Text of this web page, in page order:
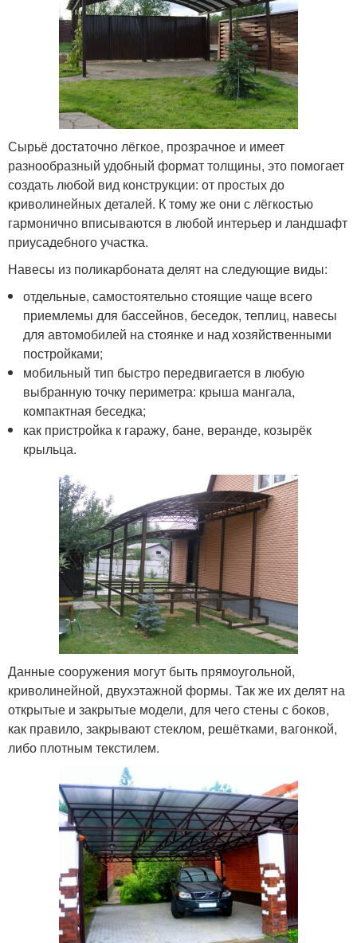
Сырьё достаточно лёгкое, прозрачное и имеет
разнообразный удобный формат толщины, это помогает
создать любой вид конструкции: от простых до
криволинейных деталей. К тому же они с лёгкостью
гармонично вписываются в любой интерьер и ландшафт
приусадебного участка.
Навесы из поликарбоната делят на следующие виды:
отдельные, самостоятельно стоящие чаще всего
приемлемы для бассейнов, беседок, теплиц, навесы
для автомобилей на стоянке и над хозяйственными
постройками;
мобильный тип быстро передвигается в любую
выбранную точку периметра: крыша мангала,
компактная беседка;
как пристройка к гаражу, бане, веранде, козырёк
крыльца.
Данные сооружения могут быть прямоугольной,
криволинейной, двухэтажной формы. Так же их делят на
открытые и закрытые модели, для чего стены с боков,
как правило, закрывают стеклом, решётками, вагонкой,
либо плотным текстилем.